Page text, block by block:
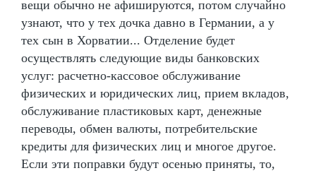
вещи обычно не афишируются, потом случайно
узнают, что у тех дочка давно в Германии, а у
тех сын в Хорватии... Отделение будет
осуществлять следующие виды банковских
услуг: расчетно-кассовое обслуживание
физических и юридических лиц, прием вкладов,
обслуживание пластиковых карт, денежные
переводы, обмен валюты, потребительские
кредиты для физических лиц и многое другое.
Если эти поправки будут осенью приняты, то,